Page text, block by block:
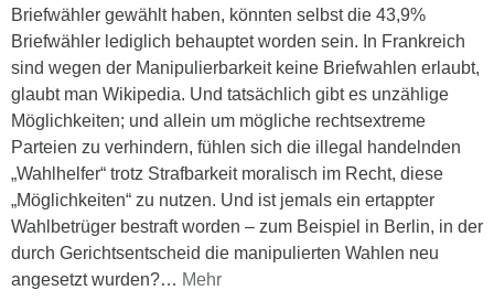
Briefwähler gewählt haben, könnten selbst die 43,9%
Briefwähler lediglich behauptet worden sein. In Frankreich
sind wegen der Manipulierbarkeit keine Briefwahlen erlaubt,
glaubt man Wikipedia. Und tatsächlich gibt es unzählige
Möglichkeiten; und allein um mögliche rechtsextreme
Parteien zu verhindern, fühlen sich die illegal handelnden
„Wahlhelfer“ trotz Strafbarkeit moralisch im Recht, diese
„Möglichkeiten“ zu nutzen. Und ist jemals ein ertappter
Wahlbetrüger bestraft worden – zum Beispiel in Berlin, in der
durch Gerichtsentscheid die manipulierten Wahlen neu
angesetzt wurden?… Mehr